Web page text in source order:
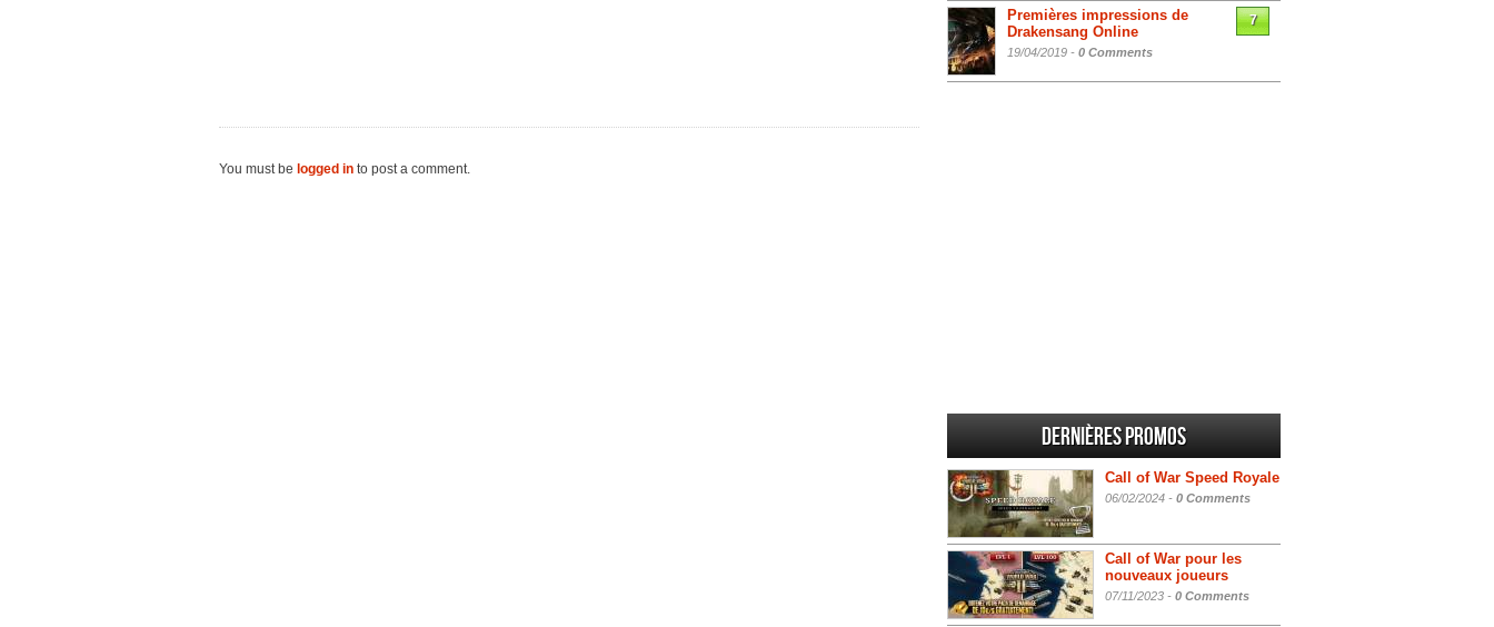
You must be logged in to post a comment.
Premières impressions de
Drakensang Online
19/04/2019 - 0 Comments
7
Dernières promos
Call of War Speed Royale
06/02/2024 - 0 Comments
Call of War pour les
nouveaux joueurs
07/11/2023 - 0 Comments